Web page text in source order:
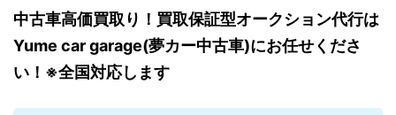
中古車高価買取り！買取保証型オークション代行は
Yume car garage(夢カー中古車)にお任せくださ
い！※全国対応します